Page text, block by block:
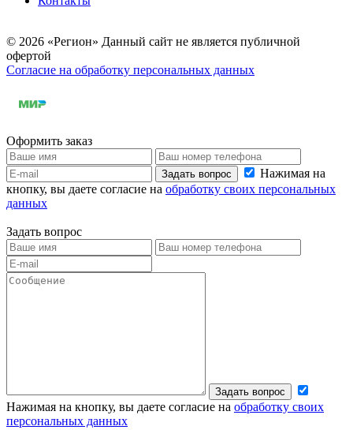
© 2026 «Регион» Данный сайт не является публичной
офертой
Согласие на обработку персональных данных
Оформить заказ
Задать вопрос
Нажимая на
кнопку, вы даете согласие на обработку своих персональных
данных
Задать вопрос
Задать вопрос
Нажимая на кнопку, вы даете согласие на обработку своих
персональных данных